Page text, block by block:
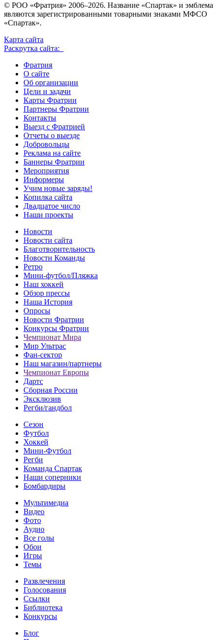
© РОО «Фратрия» 2006–2026. Название «Спартак» и эмблема
являются зарегистрированными товарными знаками МФСО
«Спартак».
Карта сайта
Раскрутка сайта:
Фратрия
О сайте
Об организации
Цели и задачи
Карты Фратрии
Партнеры Фратрии
Контакты
Выезд с Фратрией
Отчеты о выезде
Добровольцы
Реклама на сайте
Баннеры Фратрии
Мероприятия
Информеры
Учим новые заряды!
Копилка сайта
Двадцатое число
Наши проекты
Новости
Новости сайта
Благотворительность
Новости Команды
Ретро
Мини-футбол/Пляжка
Наш хоккей
Обзор прессы
Наша История
Опросы
Новости Фратрии
Конкурсы Фратрии
Чемпионат Мира
Мир Ультрас
Фан-cектор
Наш магазин/партнеры
Чемпионат Европы
Дартс
Сборная России
Эксклюзив
Регби/гандбол
Сезон
Футбол
Хоккей
Мини-Футбол
Регби
Команда Спартак
Наши соперники
Бомбардиры
Мультимедиа
Видео
Фото
Аудио
Все голы
Обои
Игры
Темы
Развлечения
Голосования
Ссылки
Библиотека
Конкурсы
Блог